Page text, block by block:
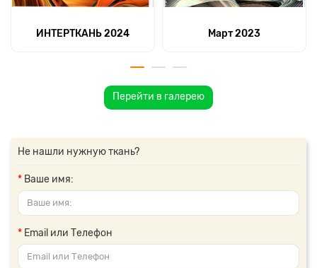
ИНТЕРТКАНЬ 2024 Март 2023
Перейти в галерею
Не нашли нужную ткань?
Ваше имя:
Email или Телефон